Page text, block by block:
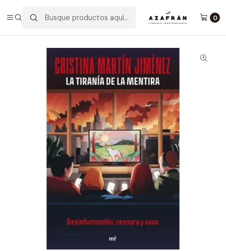
0
Ciencias Sociales
La Tiranía De La Mentira